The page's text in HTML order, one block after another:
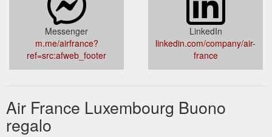
Messenger
m.me/airfrance?
ref=src:afweb_footer
LinkedIn
linkedin.com/company/air-
france
Air France Luxembourg Buono
regalo